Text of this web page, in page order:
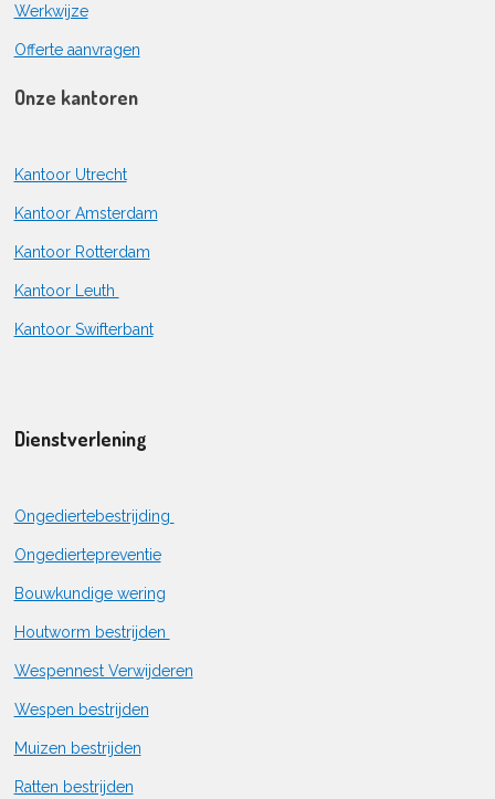
Werkwijze
Offerte aanvragen
Onze kantoren
Kantoor Utrecht
Kantoor Amsterdam
Kantoor Rotterdam
Kantoor Leuth
Kantoor Swifterbant
Dienstverlening
Ongediertebestrijding
Ongediertepreventie
Bouwkundige wering
Houtworm bestrijden
Wespennest Verwijderen
Wespen bestrijden
Muizen bestrijden
Ratten bestrijden